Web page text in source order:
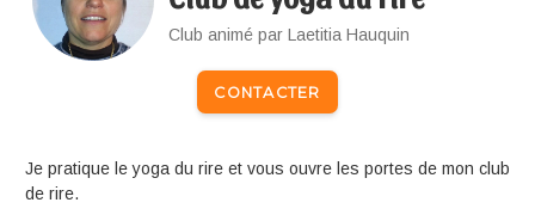
Club animé par Laetitia Hauquin
CONTACTER
Je pratique le yoga du rire et vous ouvre les portes de mon club
de rire.